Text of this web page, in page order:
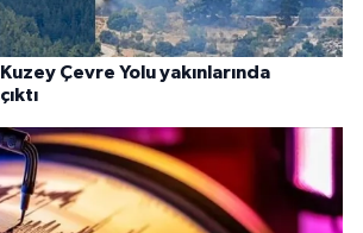
Çevre Yolu yakınlarında